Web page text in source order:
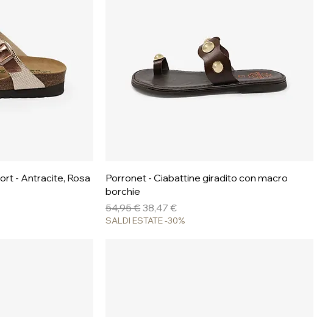
- Antracite, Rosa
Vista rapida
Porronet - Ciabattine giradito con macro
borchie
Prezzo regolare
54,95 € Prezzo scontato
38,47 €
SALDI ESTATE -30%